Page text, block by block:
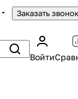
Заказать звонок
Войти